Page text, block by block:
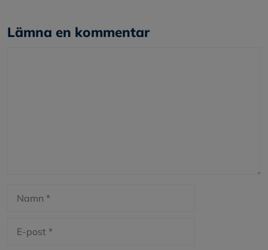
Lämna en kommentar
post